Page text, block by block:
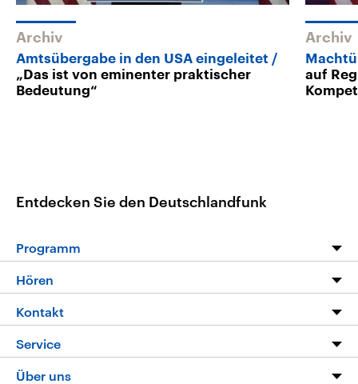
Archiv
Amtsübergabe in den USA eingeleitet
„Das ist von eminenter praktischer
Bedeutung“
Archiv
auf
Entdecken Sie den Deutschlandfunk
Programm
Programm
Die Nachrichten
Nachrichtenleicht
Neue Beiträge auf dlf.de
Hören
Livestream
Podcasts
Kontakt
Hörerservice
Service
FAQ
Über uns